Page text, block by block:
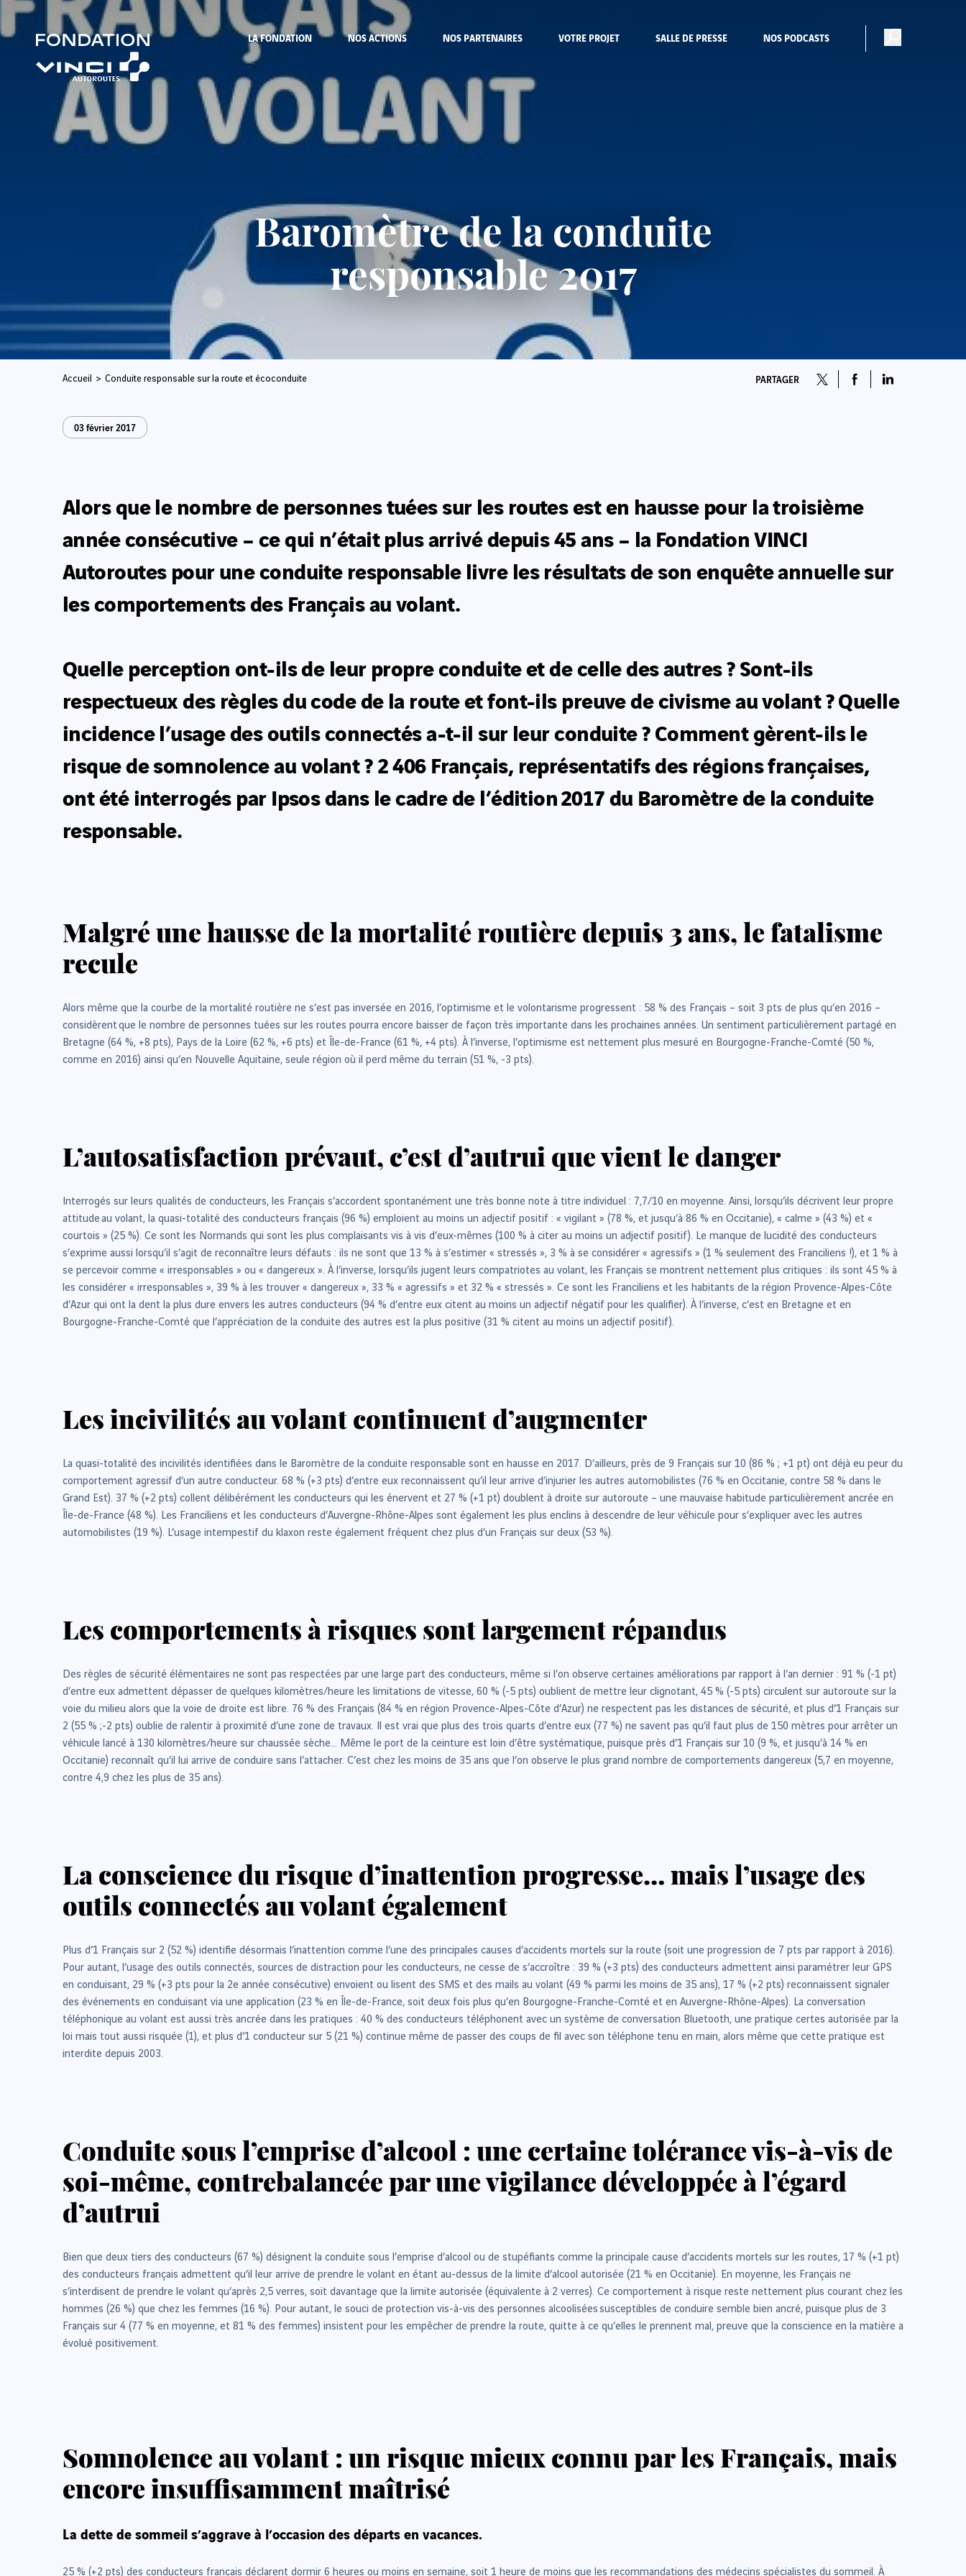
LA FONDATION NOS ACTIONS NOS PARTENAIRES VOTRE PROJET SALLE DE PRESSE NOS PODCASTS
Baromètre de la conduite
responsable 2017
Accueil Conduite responsable sur la route et écoconduite PARTAGER
03 février 2017
Alors que le nombre de personnes tuées sur les routes est en hausse pour la troisième
année consécutive – ce qui n’était plus arrivé depuis 45 ans – la Fondation VINCI
Autoroutes pour une conduite responsable livre les résultats de son enquête annuelle sur
les comportements des Français au volant.
Quelle perception ont-ils de leur propre conduite et de celle des autres ? Sont-ils
respectueux des règles du code de la route et font-ils preuve de civisme au volant ? Quelle
incidence l’usage des outils connectés a-t-il sur leur conduite ? Comment gèrent-ils le
risque de somnolence au volant ? 2 406 Français, représentatifs des régions françaises,
ont été interrogés par Ipsos dans le cadre de l’édition2017 du Baromètre de la conduite
responsable.
Malgré une hausse de la mortalité routière depuis 3 ans, le fatalisme
recule
Alors même que la courbe de la mortalité routière ne s’est pas inversée en 2016, l’optimisme et le volontarisme progressent : 58 % des Français – soit 3 pts de plus qu’en 2016 –
considèrentque le nombre de personnes tuées sur les routes pourra encore baisser de façon très importante dans les prochaines années. Un sentiment particulièrement partagé en
Bretagne (64 %, +8 pts), Pays de la Loire (62 %, +6 pts) et Île-de-France (61 %, +4 pts). À l’inverse, l’optimisme est nettement plus mesuré en Bourgogne-Franche-Comté (50 %,
comme en 2016) ainsi qu’en Nouvelle Aquitaine, seule région où il perd même du terrain (51 %, -3 pts).
L’autosatisfaction prévaut, c’est d’autrui que vient le danger
Interrogés sur leurs qualités de conducteurs, les Français s’accordent spontanément une très bonne note à titre individuel : 7,7/10 en moyenne. Ainsi, lorsqu’ils décrivent leur propre
attitudeau volant, la quasi-totalité des conducteurs français (96 %) emploient au moins un adjectif positif : « vigilant » (78 %, et jusqu’à 86 % en Occitanie), « calme » (43 %) et «
courtois » (25 %). Ce sont les Normands qui sont les plus complaisants vis à vis d’eux-mêmes (100 % à citer au moins un adjectif positif). Le manque de lucidité des conducteurs
s’exprime aussi lorsqu’il s’agit de reconnaître leurs défauts : ils ne sont que 13 % à s’estimer « stressés », 3 % à se considérer « agressifs » (1 % seulement des Franciliens !), et 1 % à
se percevoir comme « irresponsables » ou « dangereux ». À l’inverse, lorsqu’ils jugent leurs compatriotes au volant, les Français se montrent nettement plus critiques : ils sont 45 % à
les considérer « irresponsables », 39 % à les trouver « dangereux », 33 % « agressifs » et 32 % « stressés ». Ce sont les Franciliens et les habitants de la région Provence-Alpes-Côte
d’Azur qui ont la dent la plus dure envers les autres conducteurs (94 % d’entre eux citent au moins un adjectif négatif pour les qualifier). À l’inverse, c’est en Bretagne et en
Bourgogne-Franche-Comté que l’appréciation de la conduite des autres est la plus positive (31 % citent au moins un adjectif positif).
Les incivilités au volant continuent d’augmenter
La quasi-totalité des incivilités identifiées dans le Baromètre de la conduite responsable sont en hausse en 2017. D’ailleurs, près de 9 Français sur 10 (86 % ; +1 pt) ont déjà eu peur du
comportement agressif d’un autre conducteur. 68 % (+3 pts) d’entre eux reconnaissent qu’il leur arrive d’injurier les autres automobilistes (76 % en Occitanie, contre 58 % dans le
Grand Est). 37 % (+2 pts) collent délibérément les conducteurs qui les énervent et 27 % (+1 pt) doublent à droite sur autoroute – une mauvaise habitude particulièrement ancrée en
Île-de-France (48 %). Les Franciliens et les conducteurs d’Auvergne-Rhône-Alpes sont également les plus enclins à descendre de leur véhicule pour s’expliquer avec les autres
automobilistes (19 %). L’usage intempestif du klaxon reste également fréquent chez plus d’un Français sur deux (53 %).
Les comportements à risques sont largement répandus
Des règles de sécurité élémentaires ne sont pas respectées par une large part des conducteurs, même si l’on observe certaines améliorations par rapport à l’an dernier : 91 % (-1 pt)
d’entre eux admettent dépasser de quelques kilomètres/heure les limitations de vitesse, 60 % (-5 pts) oublient de mettre leur clignotant, 45 % (-5 pts) circulent sur autoroute sur la
voie du milieu alors que la voie de droite est libre. 76 % des Français (84 % en région Provence-Alpes-Côte d’Azur) ne respectent pas les distances de sécurité, et plus d’1 Français sur
2 (55 % ;-2 pts) oublie de ralentir à proximité d’une zone de travaux. Il est vrai que plus des trois quarts d’entre eux (77 %) ne savent pas qu’il faut plus de 150 mètres pour arrêter un
véhicule lancé à 130 kilomètres/heure sur chaussée sèche… Même le port de la ceinture est loin d’être systématique, puisque près d’1 Français sur 10 (9 %, et jusqu’à 14 % en
Occitanie) reconnaît qu’il lui arrive de conduire sans l’attacher. C’est chez les moins de 35 ans que l’on observe le plus grand nombre de comportements dangereux (5,7 en moyenne,
contre 4,9 chez les plus de 35 ans).
La conscience du risque d’inattention progresse… mais l’usage des
outils connectés au volant également
Plus d’1 Français sur 2 (52 %) identifie désormais l’inattention comme l’une des principales causes d’accidents mortels sur la route (soit une progression de 7 pts par rapport à 2016).
Pour autant, l’usage des outils connectés, sources de distraction pour les conducteurs, ne cesse de s’accroître : 39 % (+3 pts) des conducteurs admettent ainsi paramétrer leur GPS
en conduisant, 29 % (+3 pts pour la 2e année consécutive) envoient ou lisent des SMS et des mails au volant (49 % parmi les moins de 35 ans), 17 % (+2 pts) reconnaissent signaler
des événements en conduisant via une application (23 % en Île-de-France, soit deux fois plus qu’en Bourgogne-Franche-Comté et en Auvergne-Rhône-Alpes). La conversation
téléphonique au volant est aussi très ancrée dans les pratiques : 40 % des conducteurs téléphonent avec un système de conversation Bluetooth, une pratique certes autorisée par la
loi mais tout aussi risquée (1), et plus d’1 conducteur sur 5 (21 %) continue même de passer des coups de fil avec son téléphone tenu en main, alors même que cette pratique est
interdite depuis 2003.
Conduite sous l’emprise d’alcool : une certaine tolérance vis-à-vis de
soi-même, contrebalancée par une vigilance développée à l’égard
d’autrui
Bien que deux tiers des conducteurs (67 %) désignent la conduite sous l’emprise d’alcool ou de stupéfiants comme la principale cause d’accidents mortels sur les routes, 17 % (+1 pt)
des conducteurs français admettent qu’il leur arrive de prendre le volant en étant au-dessus de la limite d’alcool autorisée (21 % en Occitanie). En moyenne, les Français ne
s’interdisent de prendre le volant qu’après 2,5 verres, soit davantage que la limite autorisée (équivalente à 2 verres). Ce comportement à risque reste nettement plus courant chez les
hommes (26 %) que chez les femmes (16 %). Pour autant, le souci de protection vis-à-vis des personnes alcooliséessusceptibles de conduire semble bien ancré, puisque plus de 3
Français sur 4 (77 % en moyenne, et 81 % des femmes) insistent pour les empêcher de prendre la route, quitte à ce qu’elles le prennent mal, preuve que la conscience en la matière a
évolué positivement.
Somnolence au volant : un risque mieux connu par les Français, mais
encore insuffisamment maîtrisé
La dette de sommeil s’aggrave à l’occasion des départs en vacances.
25 % (+2 pts) des conducteurs français déclarent dormir 6 heures ou moins en semaine, soit 1 heure de moins que les recommandations des médecins spécialistes du sommeil. À